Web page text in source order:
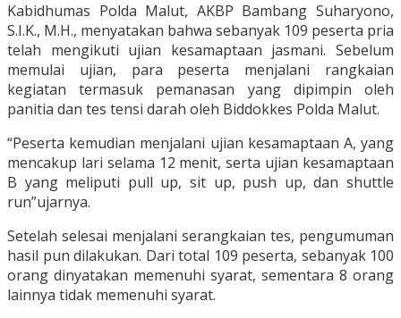
Kabidhumas Polda Malut, AKBP Bambang Suharyono,
S.I.K., M.H., menyatakan bahwa sebanyak 109 peserta pria
telah mengikuti ujian kesamaptaan jasmani. Sebelum
memulai ujian, para peserta menjalani rangkaian
kegiatan termasuk pemanasan yang dipimpin oleh
panitia dan tes tensi darah oleh Biddokkes Polda Malut.
“Peserta kemudian menjalani ujian kesamaptaan A, yang
mencakup lari selama 12 menit, serta ujian kesamaptaan
B yang meliputi pull up, sit up, push up, dan shuttle
run”ujarnya.
Setelah selesai menjalani serangkaian tes, pengumuman
hasil pun dilakukan. Dari total 109 peserta, sebanyak 100
orang dinyatakan memenuhi syarat, sementara 8 orang
lainnya tidak memenuhi syarat.